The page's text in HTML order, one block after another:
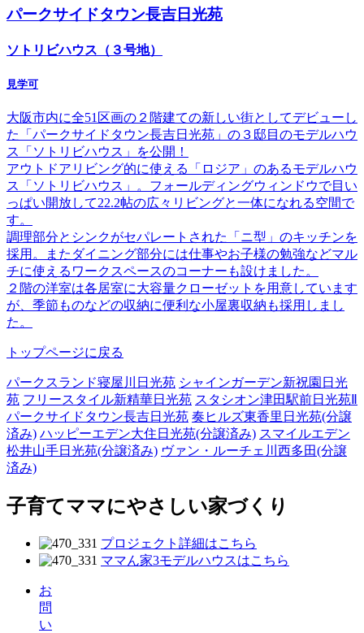
パークサイドタウン長吉日光苑
ソトリビハウス（３号地）
見学可
大阪市内に全51区画の２階建ての新しい街としてデビューし
た「パークサイドタウン長吉日光苑」の３邸目のモデルハウ
ス「ソトリビハウス」を公開！
アウトドアリビング的に使える「ロジア」のあるモデルハウ
ス「ソトリビハウス」。フォールディングウィンドウで目い
っぱい開放して22.2帖の広々リビングと一体になれる空間で
す。
調理部分とシンクがセパレートされた「ニ型」のキッチンを
採用。またダイニング部分には仕事やお子様の勉強などマル
チに使えるワークスペースのコーナーも設けました。
２階の洋室は各居室に大容量クローゼットを用意しています
が、季節ものなどの収納に便利な小屋裏収納も採用しまし
た。
トップページに戻る
パークスランド寝屋川日光苑 シャインガーデン新祝園日光
苑 フリースタイル新精華日光苑 スタシオン津田駅前日光苑Ⅱ
パークサイドタウン長吉日光苑 奏ヒルズ東香里日光苑(分譲
済み) ハッピーエデン大住日光苑(分譲済み) スマイルエデン
松井山手日光苑(分譲済み) ヴァン・ルーチェ川西多田(分譲
済み)
子育てママにやさしい家づくり
プロジェクト詳細はこちら
ママん家3モデルハウスはこちら
お
問
い